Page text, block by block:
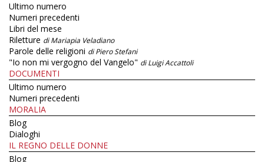
Ultimo numero
Numeri precedenti
Libri del mese
Riletture di Mariapia Veladiano
Parole delle religioni di Piero Stefani
"Io non mi vergogno del Vangelo" di Luigi Accattoli
DOCUMENTI
Ultimo numero
Numeri precedenti
MORALIA
Blog
Dialoghi
IL REGNO DELLE DONNE
Blog